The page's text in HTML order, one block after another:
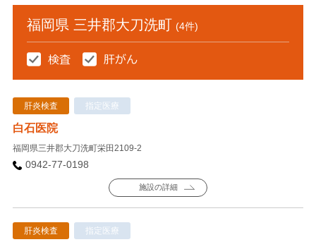
福岡県 三井郡大刀洗町 (4件)
肝炎検査 指定医療
白石医院
福岡県三井郡大刀洗町栄田2109-2
0942-77-0198
施設の詳細
肝炎検査 指定医療